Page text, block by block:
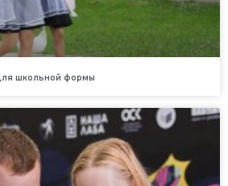
школьной формы